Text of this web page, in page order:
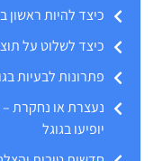
כיצד להיות ראשון
כיצד לשלוט על
פתרונות לבעיות
נעצרת או נחקרת
יופיעו בגוגל